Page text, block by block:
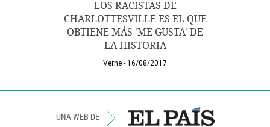
LOS RACISTAS DE
CHARLOTTESVILLE ES EL QUE
OBTIENE MÁS 'ME GUSTA' DE
LA HISTORIA
Verne 16/08/2017
UNA WEB DE